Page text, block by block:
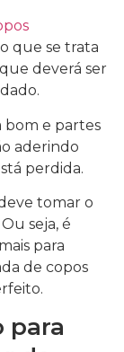
que se trata
deverá ser
bom e partes
aderindo
perdida.
tomar o
seja, é
para
de copos
para